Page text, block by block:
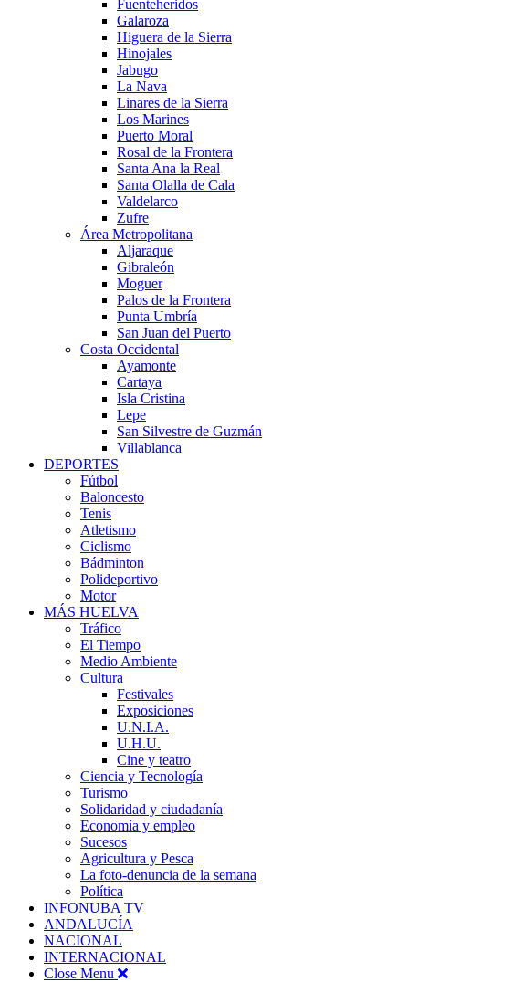
Fuenteheridos
Galaroza
Higuera de la Sierra
Hinojales
Jabugo
La Nava
Linares de la Sierra
Los Marines
Puerto Moral
Rosal de la Frontera
Santa Ana la Real
Santa Olalla de Cala
Valdelarco
Zufre
Área Metropolitana
Aljaraque
Gibraleón
Moguer
Palos de la Frontera
Punta Umbría
San Juan del Puerto
Costa Occidental
Ayamonte
Cartaya
Isla Cristina
Lepe
San Silvestre de Guzmán
Villablanca
DEPORTES
Fútbol
Baloncesto
Tenis
Atletismo
Ciclismo
Bádminton
Polideportivo
Motor
MÁS HUELVA
Tráfico
El Tiempo
Medio Ambiente
Cultura
Festivales
Exposiciones
U.N.I.A.
U.H.U.
Cine y teatro
Ciencia y Tecnología
Turismo
Solidaridad y ciudadanía
Economía y empleo
Sucesos
Agricultura y Pesca
La foto-denuncia de la semana
Política
INFONUBA TV
ANDALUCÍA
NACIONAL
INTERNACIONAL
Close Menu